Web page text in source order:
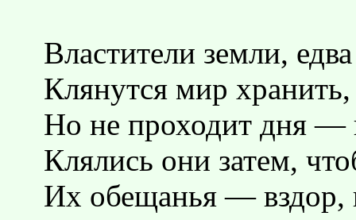
Властители земли,
Клянутся мир
Но не проходит дня —
Клялись они затем,
Их обещанья — вздор,